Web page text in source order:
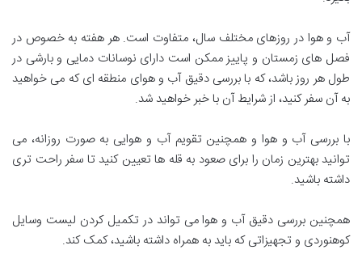
آب و هوا در روزهای مختلف سال، متفاوت است. هر هفته به خصوص در
فصل های زمستان و پاییز ممکن است دارای نوسانات دمایی و بارشی در
طول هر روز باشد، که با بررسی دقیق آب و هوای منطقه ای که می خواهید
به آن سفر کنید، از شرایط آن با خبر خواهید شد.
با بررسی آب و هوا و همچنین تقویم آب و هوایی به صورت روزانه، می
توانید بهترین زمان را برای صعود به قله ها تعیین کنید تا سفر راحت تری
داشته باشید.
همچنین بررسی دقیق آب و هوا می تواند در تکمیل کردن لیست وسایل
کوهنوردی و تجهیزاتی که باید به همراه داشته باشید، کمک کند.